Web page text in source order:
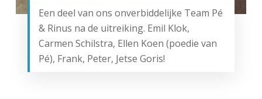
Een deel van ons onverbiddelijke Team Pé
& Rinus na de uitreiking. Emil Klok,
Carmen Schilstra, Ellen Koen (poedie van
Pé), Frank, Peter, Jetse Goris!